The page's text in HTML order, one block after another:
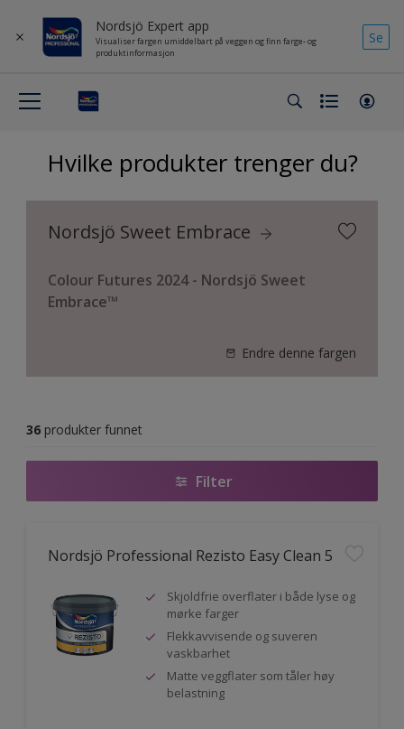
Nordsjö Expert app
Visualiser fargen umiddelbart på veggen og finn farge- og
produktinformasjon
Se
Hvilke produkter trenger du?
Nordsjö Sweet Embrace
Colour Futures 2024 - Nordsjö Sweet
Embrace™
Endre denne fargen
36 produkter funnet
Filter
Nordsjö Professional Rezisto Easy Clean 5
Skjoldfrie overflater i både lyse og
mørke farger
Flekkavvisende og suveren
vaskbarhet
Matte veggflater som tåler høy
belastning